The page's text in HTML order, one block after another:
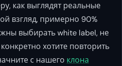
как выглядят реальные
взгляд, примерно 90%
выбирать white label, не
хотите повторить
с нашего клона